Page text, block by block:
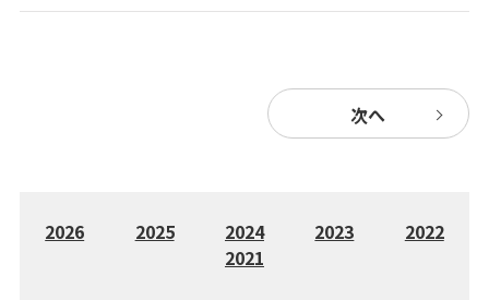
次へ
2026 2025 2024 2023
2022
2021